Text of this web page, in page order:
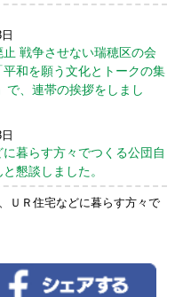
国公）の皆さんの第５８回定
の挨拶をしました。 愛労連の
中部ブロック国公の中田猛議
ました。 愛知国公の皆さん
し、 ...
戦争させない瑞穂区の会
和を願う文化とトークの集
で、連帯の挨拶をしまし
戦争させない瑞穂区の会の皆
願う文化とトークの集い 第二
うすけ名古屋市議とともに参
拶をしました！！！ 民進党か
院議員が参加され講演、高木
に暮らす方々でつくる公団自
懇談しました。
ＵＲ住宅などに暮らす方々で
宅など公営住宅に応募しても応
か ...
続きを読む →